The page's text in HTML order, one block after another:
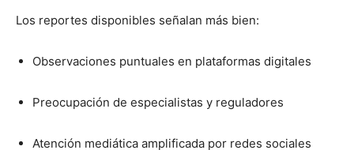
Los reportes disponibles señalan más bien:
Observaciones puntuales en plataformas digitales
Preocupación de especialistas y reguladores
Atención mediática amplificada por redes sociales